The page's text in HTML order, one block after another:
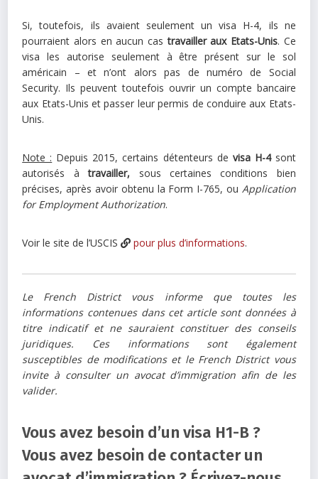
Si, toutefois, ils avaient seulement un visa H-4, ils ne
pourraient alors en aucun cas travailler aux Etats-Unis. Ce
visa les autorise seulement à être présent sur le sol
américain – et n’ont alors pas de numéro de Social
Security. Ils peuvent toutefois ouvrir un compte bancaire
aux Etats-Unis et passer leur permis de conduire aux Etats-
Unis.
Note : Depuis 2015, certains détenteurs de visa H-4sont
autorisés àtravailler, sous certaines conditions bien
précises, après avoir obtenu la Form I-765, ou Application
for Employment Authorization.
Voir le site de l’USCIS pour plus d’informations.
Le French District vous informe que toutes les
informations contenues dans cet article sont données à
titre indicatif et ne sauraient constituer des conseils
juridiques. Ces informations sont également
susceptibles de modifications et le French District vous
invite à consulter un avocat d’immigration afin de les
valider.
Vous avez besoin d’un visa H1-B ?
Vous avez besoin de contacter un